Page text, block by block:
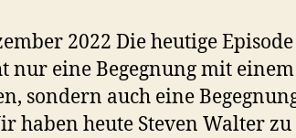
2022 Die heutige
nur eine Begegnung mit
sondern auch eine
haben heute Steven Walter zu